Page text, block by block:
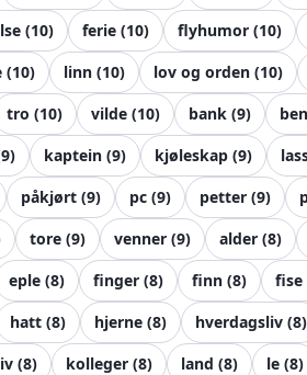
(10) ferie (10) flyhumor (10)
(10) linn (10) lov og orden (10)
tro (10) vilde (10) bank (9) ben
9) kaptein (9) kjøleskap (9)
påkjørt (9) pc (9) petter (9)
tore (9) venner (9) alder (8)
eple (8) finger (8) finn (8) fise
hatt (8) hjerne (8) hverdagsliv (8)
(8) kolleger (8) land (8) le (8)